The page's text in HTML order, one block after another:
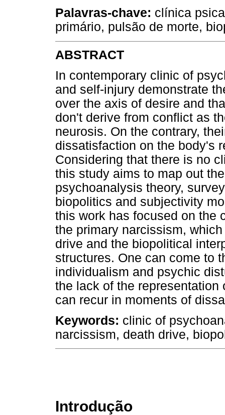
Palavras-chave: clínica
primário, pulsão de morte,
ABSTRACT
In contemporary clinic of
and self-injury demonstrate
over the axis of desire and
don't derive from conflict as
neurosis. On the contrary,
dissatisfaction on the body's
Considering that there is no
this study aims to map out
psychoanalysis theory,
biopolitics and subjectivity
this work has focused on the
the primary narcissism,
drive and the biopolitical
structures. One can come to
individualism and psychic
the lack of the
can recur in moments of
Keywords: clinic of
narcissism, death drive,
Introdução